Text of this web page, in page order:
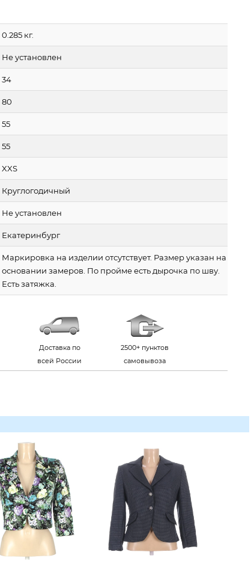
0.285 кг.
Не установлен
34
80
55
55
XXS
Круглогодичный
Не установлен
Екатеринбург
Маркировка на изделии отсутствует. Размер указан на
основании замеров. По пройме есть дырочка по шву.
Есть затяжка.
Доставка по
всей России
2500+ пунктов
самовывоза